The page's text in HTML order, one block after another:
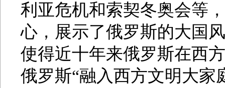
利亚危机和索契冬奥会等
心，展示了俄罗斯的大国
使得近十年来俄罗斯在西
俄罗斯“融入西方文明大家